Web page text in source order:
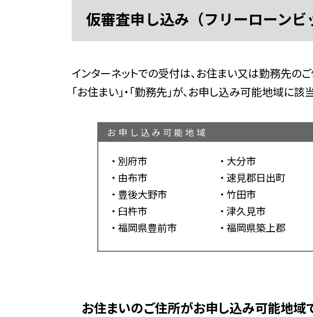
仮審査申し込み（フリーローンビ
インターネットでの受付は、お住まい又は勤務先の
「お住まい」・「勤務先」が、お申し込み可能地域に該
お申し込み可能地域
別府市 大分市
由布市
速見郡日出町
豊後大野市
竹田市
臼杵市
津久見市
福岡県豊前市
福岡県築上郡
お住まいのご住所がお申し込み可能地域